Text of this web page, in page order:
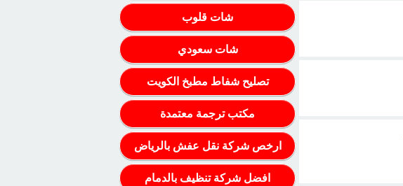
شات قلوب
شات سعودي
تصليح شفاط مطبخ الكويت
مكتب ترجمة معتمدة
ارخص شركة نقل عفش بالرياض
افضل شركة تنظيف بالدمام